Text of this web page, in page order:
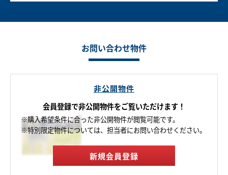
お問い合わせ物件
非公開物件
会員登録で非公開物件をご覧いただけます！
※購入希望条件に合った非公開物件が閲覧可能です。
※特別限定物件については、担当者にお問い合わせください。
新規会員登録